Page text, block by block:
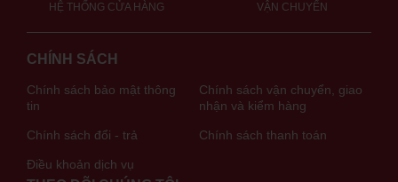
HỆ THỐNG CỬA HÀNG VẬN CHUYỂN
CHÍNH SÁCH
Chính sách bảo mật thông
tin
Chính sách vận chuyển, giao
nhận và kiểm hàng
Chính sách đổi - trả Chính sách thanh toán
Điều khoản dịch vụ